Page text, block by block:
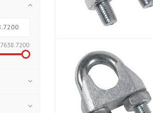
7638.7200